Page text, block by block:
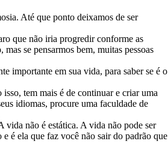
Até que ponto deixamos de ser
que não iria progredir conforme as
se pensarmos bem, muitas pessoas
importante em sua vida, para saber se é o
tem mais é de continuar e criar uma
idiomas, procure uma faculdade de
vida não é estática. A vida não pode ser
é ela que faz você não sair do padrão que